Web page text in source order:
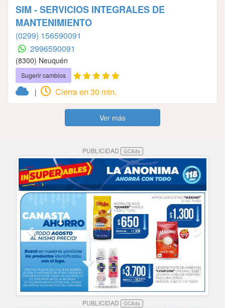
SIM - SERVICIOS INTEGRALES DE
MANTENIMIENTO
(0299) 156590091
2996590091
(8300) Neuquén
Sugerir cambios
| Cierra en 30 min.
Ver más
PUBLICIDAD GCAds
PUBLICIDAD GCAds